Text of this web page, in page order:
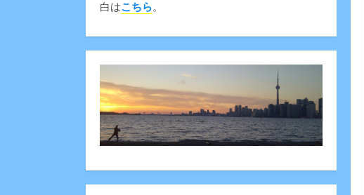
白はこちら。